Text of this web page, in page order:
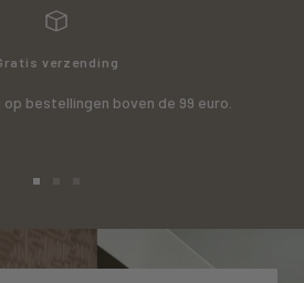
verzending
bestellingen boven de 99 euro.
1
2
slide
3